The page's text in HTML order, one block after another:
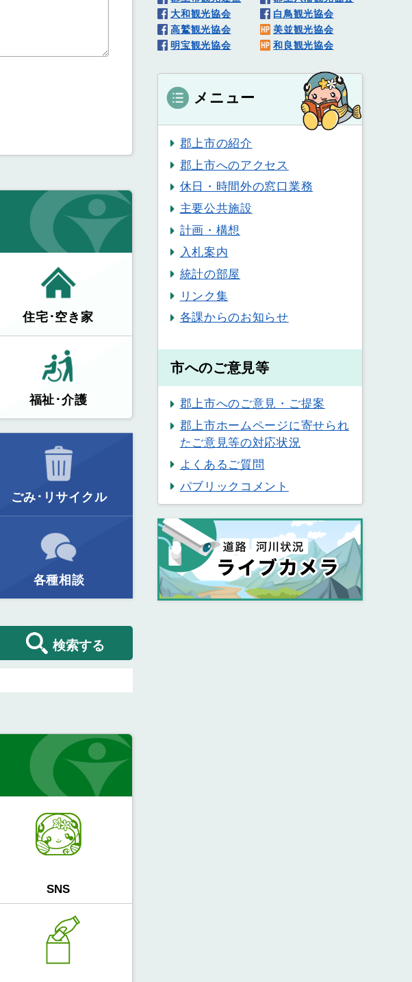
住宅･空き家
福祉･介護
ごみ･リサイクル
各種相談
検索する
SNS
大和観光協会
白鳥観光協会
高鷲観光協会
美並観光協会
明宝観光協会
和良観光協会
メニュー
郡上市の紹介
郡上市へのアクセス
休日・時間外の窓口業務
主要公共施設
計画・構想
入札案内
統計の部屋
リンク集
各課からのお知らせ
市へのご意見等
郡上市へのご意見・ご提案
郡上市ホームページに寄せられ
たご意見等の対応状況
よくあるご質問
パブリックコメント